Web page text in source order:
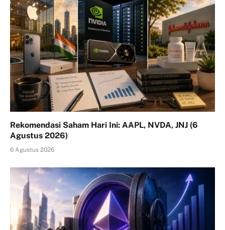
Rekomendasi Saham Hari Ini: AAPL, NVDA, JNJ (6
Agustus 2026)
6 Agustus 2026